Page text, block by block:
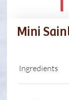
Mini
Ingredients